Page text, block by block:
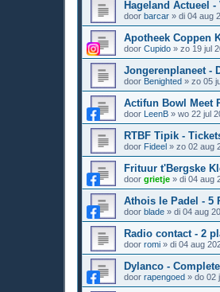
Hageland Actueel
door barcar » di 04 aug
Apotheek Coppen
door Cupido » zo 19 jul
Jongerenplaneet -
door Benighted » zo 05
Actifun Bowl Meet
door LeenB » wo 22 jul
RTBF Tipik -
door Fideel » zo 02 aug
Frituur t'Bergske
door grietje » di 04 aug
Athois le Padel - 5
door blade » di 04 aug
Radio contact - 2
door romi » di 04 aug
Dylanco -
door rapengoed » do 02